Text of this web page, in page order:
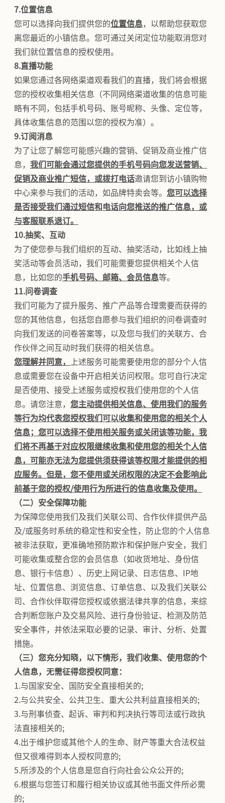
7.位置信息
您可以选择向我们提供您的位置信息，以帮助您获取您
离您最近的小镇信息。您可通过关闭定位功能取消您对
我们就位置信息的授权使用。
8.直播功能
如果您通过各网络渠道观看我们的直播，我们将会根据
您的授权收集相关信息（不同网络渠道收集的信息可能
略有不同，包括手机号码、账号昵称、头像、定位等，
具体收集信息的范围以您的授权为准）。
9.订阅消息
为了让您了解您可能感兴趣的营销、促销及商业推广信
息， 我们可能会通过您提供的手机号码向您发送营销、
促销及商业推广短信，或拨打电话邀请您到访小镇购物
中心来参与我们的活动，如品牌特卖会等。 您可以选择
是否接受我们通过短信和电话向您推送的推广信息，或
与客服联系退订。
10.抽奖、互动
为了使您参与我们组织的互动、抽奖活动，比如线上抽
奖活动等会员活动，我们可能需要您提供相关个人信
息，比如您的手机号码、邮箱、会员信息等。
11.问卷调查
我们可能为了提升服务、推广产品等合理需要而获得的
您的其他信息，包括您自愿参与我们组织的问卷调查时
向我们发送的问卷答案等，以及您与我们的关联方、合
作伙伴之间互动时我们获得的相关信息。
您理解并同意，
上述服务可能需要使用您的部分个人信
息或需要您在设备中开启相关访问权限。您可自行决定
是否使用、接受上述服务或授权我们使用您的个人信
息。请您注意， 您主动提供相关信息、使用我们的服务
等行为均代表您授权我们可以收集和使用您的相关个人
信息；您可以选择不使用相关服务或关闭该等功能，我
们将不再基于对应权限继续收集和使用您的相关个人信
息，可能亦无法为您提供须获得该等权限才能提供的相
应服务。但是，您不使用或关闭权限的决定不会影响此
前基于您的授权/使用行为所进行的信息收集及使用。
（二）安全保障功能
为保障您使用我们及我们关联公司、合作伙伴提供产品
及/或服务时系统的稳定性和安全性，防止您的个人信息
被非法获取，更准确地预防欺诈和保护账户安全，我们
可能收集或整合您的会员信息（如收货地址、身份信
息、银行卡信息）、历史上网记录、日志信息、IP地
址、位置信息、浏览信息、订单信息、以及我们关联公
司、合作伙伴取得您授权或依据法律共享的信息，来综
合判断您账户及交易风险、进行身份验证、检测及防范
安全事件，并依法采取必要的记录、审计、分析、处置
措施。
（三）您充分知晓，以下情形，我们收集、使用您的个
人信息，无需征得您授权同意：
1.与国家安全、国防安全直接相关的;
2.与公共安全、公共卫生、重大公共利益直接相关的;
3.与刑事侦查、起诉、审判和判决执行等司法或行政执
法直接相关的;
4.出于维护您或其他个人的生命、财产等重大合法权益
但又很难得到本人授权同意的;
5.所涉及的个人信息是您自行向社会公众公开的;
6.根据与您签订和履行相关协议或其他书面文件所必需
的;